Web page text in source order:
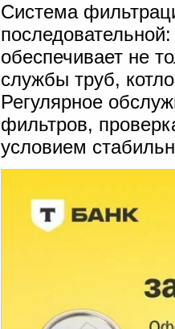
Система
обеспечивает не
службы труб,
Регулярное
фильтров,
условием